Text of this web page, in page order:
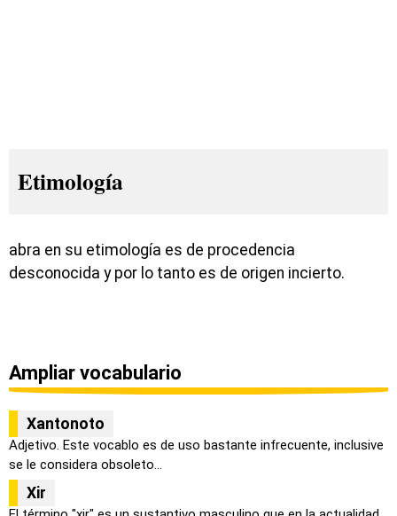
Etimología
abra en su etimología es de procedencia
desconocida y por lo tanto es de origen incierto.
Ampliar vocabulario
Xantonoto
Adjetivo. Este vocablo es de uso bastante infrecuente, inclusive
se le considera obsoleto...
Xir